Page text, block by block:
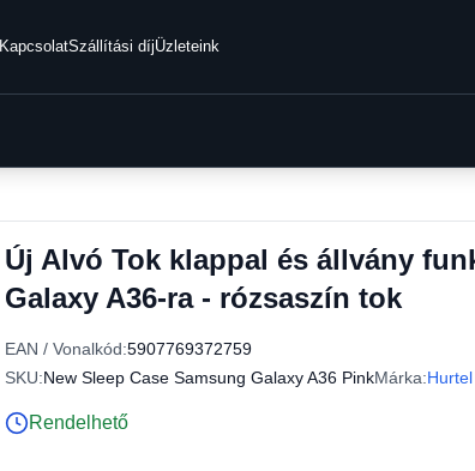
KapcsolatSzállítási díjÜzleteink
Új Alvó Tok klappal és állvány
Galaxy A36-ra - rózsaszín tok
EAN / Vonalkód:5907769372759
SKU:New Sleep Case Samsung Galaxy A36 PinkMárka:Hurtel
Rendelhető